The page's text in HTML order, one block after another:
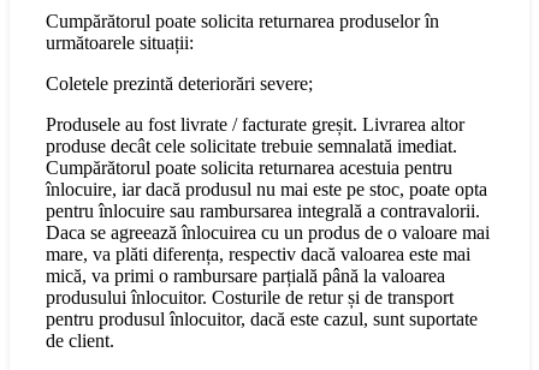
Cumpărătorul poate solicita returnarea produselor în
următoarele situații:
Coletele prezintă deteriorări severe;
Produsele au fost livrate / facturate greșit. Livrarea altor
produse decât cele solicitate trebuie semnalată imediat.
Cumpărătorul poate solicita returnarea acestuia pentru
înlocuire, iar dacă produsul nu mai este pe stoc, poate opta
pentru înlocuire sau rambursarea integrală a contravalorii.
Daca se agreează înlocuirea cu un produs de o valoare mai
mare, va plăti diferența, respectiv dacă valoarea este mai
mică, va primi o rambursare parțială până la valoarea
produsului înlocuitor. Costurile de retur și de transport
pentru produsul înlocuitor, dacă este cazul, sunt suportate
de client.